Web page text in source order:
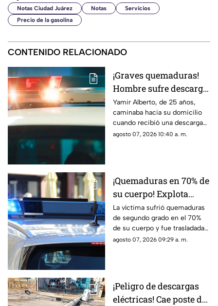
Notas Ciudad Juárez Notas
Servicios
Precio de la gasolina
CONTENIDO RELACIONADO
¡Graves quemaduras!
Hombre sufre descarga
eléctrica por pisar
cable expuesto en
banqueta de Ciudad
Juárez
Yamir Alberto, de 25 años,
caminaba hacia su domicilio
cuando recibió una descarga
eléctrica; fue trasladado de
agosto 07, 2026 10:40 a. m.
¡Quemaduras en 70% de
su cuerpo! Explota
tanque de gas en
Parajes del Sur y deja a
una persona grave
La víctima sufrió quemaduras
de segundo grado en el 70%
de su cuerpo y fue trasladada
de urgencia al Hospital General
agosto 07, 2026 09:29 a. m.
¡Peligro de descargas
eléctricas! Cae poste de